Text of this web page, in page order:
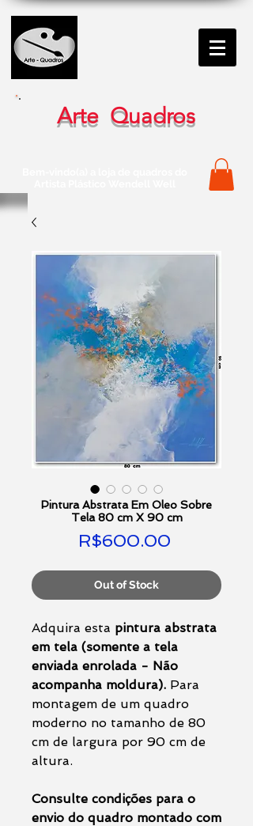
Arte Quadros
Pintura Abstrata Em Oleo Sobre
Tela 80 cm X 90 cm
R$600.00
Out of Stock
Adquira esta pintura abstrata
em tela (somente a tela
enviada enrolada - Não
acompanha moldura). Para
montagem de um quadro
moderno no tamanho de 80
cm de largura por 90 cm de
altura.
Consulte condições para o
envio do quadro montado com